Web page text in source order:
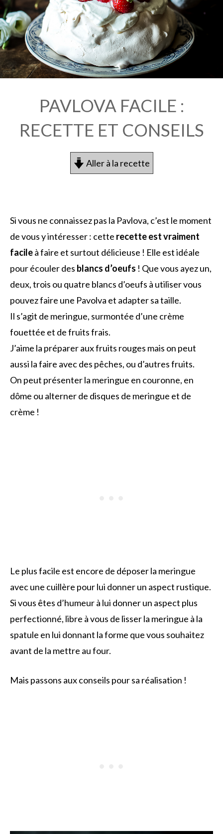
PAVLOVA FACILE :
RECETTE ET CONSEILS
Aller à la recette
Si vous ne connaissez pas la Pavlova, c’est le moment
de vous y intéresser : cette recette est vraiment
facileà faire et surtout délicieuse ! Elle est idéale
pour écouler des blancs d’oeufs ! Que vous ayez un,
deux, trois ou quatre blancs d’oeufs à utiliser vous
pouvez faire une Pavolva et adapter sa taille.
Il s’agit de meringue, surmontée d’une crème
fouettée et de fruits frais.
J’aime la préparer aux fruits rouges mais on peut
aussi la faire avec des pêches, ou d’autres fruits.
On peut présenter la meringue en couronne, en
dôme ou alterner de disques de meringue et de
crème !
Le plus facile est encore de déposer la meringue
avec une cuillère pour lui donner un aspect rustique.
Si vous êtes d’humeur à lui donner un aspect plus
perfectionné, libre à vous de lisser la meringue à la
spatule en lui donnant la forme que vous souhaitez
avant de la mettre au four.
Mais passons aux conseils pour sa réalisation !